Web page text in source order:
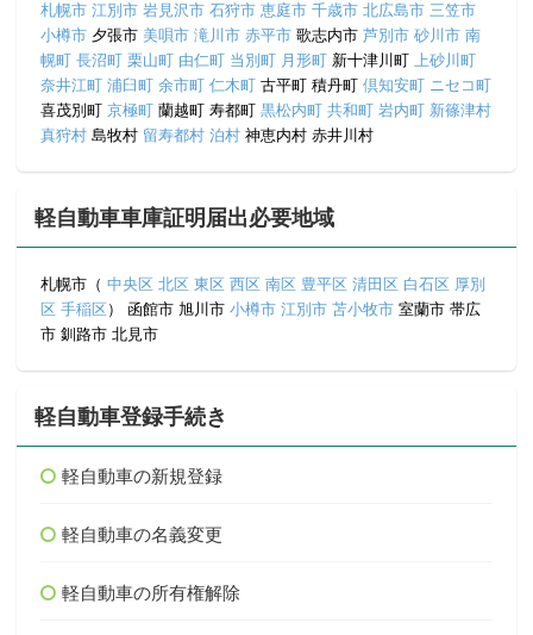
札幌市 江別市 岩見沢市 石狩市 恵庭市 千歳市 北広島市 三笠市
小樽市 夕張市 美唄市 滝川市 赤平市 歌志内市 芦別市 砂川市 南
幌町 長沼町 栗山町 由仁町 当別町 月形町 新十津川町 上砂川町
奈井江町 浦臼町 余市町 仁木町 古平町 積丹町 倶知安町 ニセコ町
喜茂別町 京極町 蘭越町 寿都町 黒松内町 共和町 岩内町 新篠津村
真狩村 島牧村 留寿都村 泊村 神恵内村 赤井川村
軽自動車車庫証明届出必要地域
札幌市（ 中央区 北区 東区 西区 南区 豊平区 清田区 白石区 厚別
区 手稲区 ） 函館市 旭川市 小樽市 江別市 苫小牧市 室蘭市 帯広
市 釧路市 北見市
軽自動車登録手続き
軽自動車の新規登録
軽自動車の名義変更
軽自動車の所有権解除